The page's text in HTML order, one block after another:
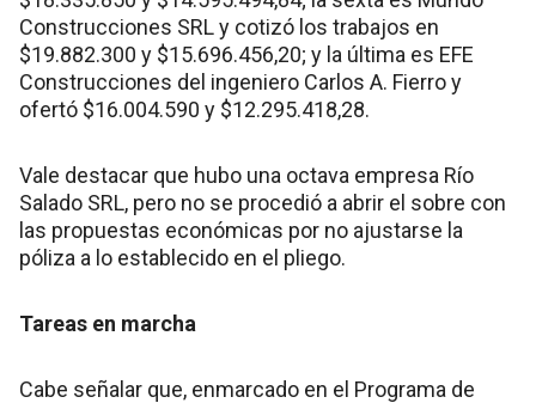
Construcciones SRL y cotizó los trabajos en
$19.882.300 y $15.696.456,20; y la última es EFE
Construcciones del ingeniero Carlos A. Fierro y
ofertó $16.004.590 y $12.295.418,28.
Vale destacar que hubo una octava empresa Río
Salado SRL, pero no se procedió a abrir el sobre con
las propuestas económicas por no ajustarse la
póliza a lo establecido en el pliego.
Tareas en marcha
Cabe señalar que, enmarcado en el Programa de